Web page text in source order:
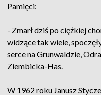
Pamięci:
- Zmarł dziś po ciężkiej
widzące tak wiele,
serce na Grunwaldzie,
Ziembicka-Has.
W 1962 roku Janusz